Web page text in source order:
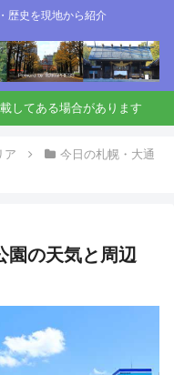
歴史を現地から紹介
してある場合があります
ア
今日の札幌・大通
園の天気と周辺